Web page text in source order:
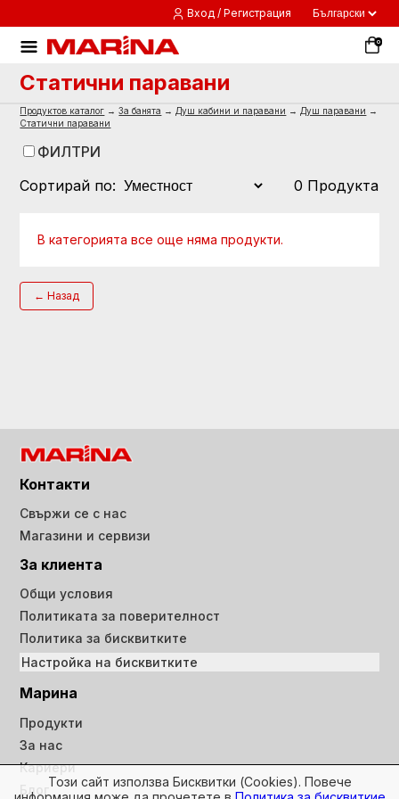
Вход / Регистрация
0
Статични паравани
Продуктов каталог →За банята → Душ кабини и паравани → Душ паравани →
Статични паравани
ФИЛТРИ
Сортирай по:
0 Продукта
В категорията все още няма продукти.
← Назад
Контакти
Свържи се с нас
Магазини и сервизи
За клиента
Общи условия
Политиката за поверителност
Политика за бисквитките
Настройка на бисквитките
Марина
Продукти
За нас
Кариери
Блог
Този сайт използва Бисквитки (Cookies). Повече